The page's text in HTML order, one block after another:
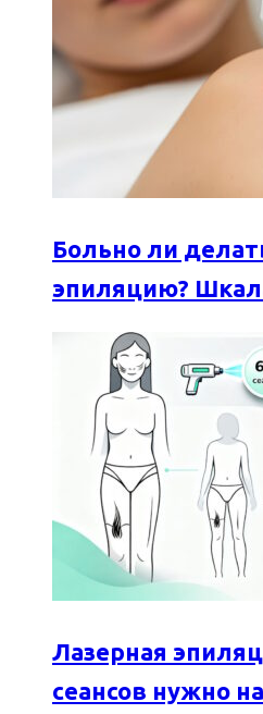
Больно ли
эпиляцию?
Лазерная
сеансов нужно